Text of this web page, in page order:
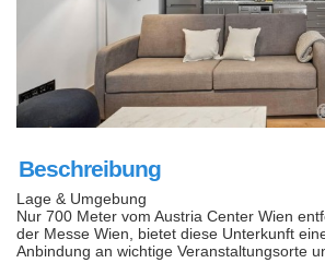
Beschreibung
Lage & Umgebung
Nur 700 Meter vom Austria Center Wien
der Messe Wien, bietet diese Unterkunft
Anbindung an wichtige Veranstaltungsorte